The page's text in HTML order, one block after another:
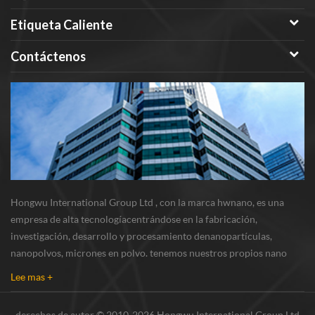
Etiqueta Caliente
Contáctenos
Hongwu International Group Ltd , con la marca hwnano, es una
empresa de alta tecnologíacentrándose en la fabricación,
investigación, desarrollo y procesamiento denanopartículas,
nanopolvos, micrones en polvo. tenemos nuestros propios nano
Lee mas +